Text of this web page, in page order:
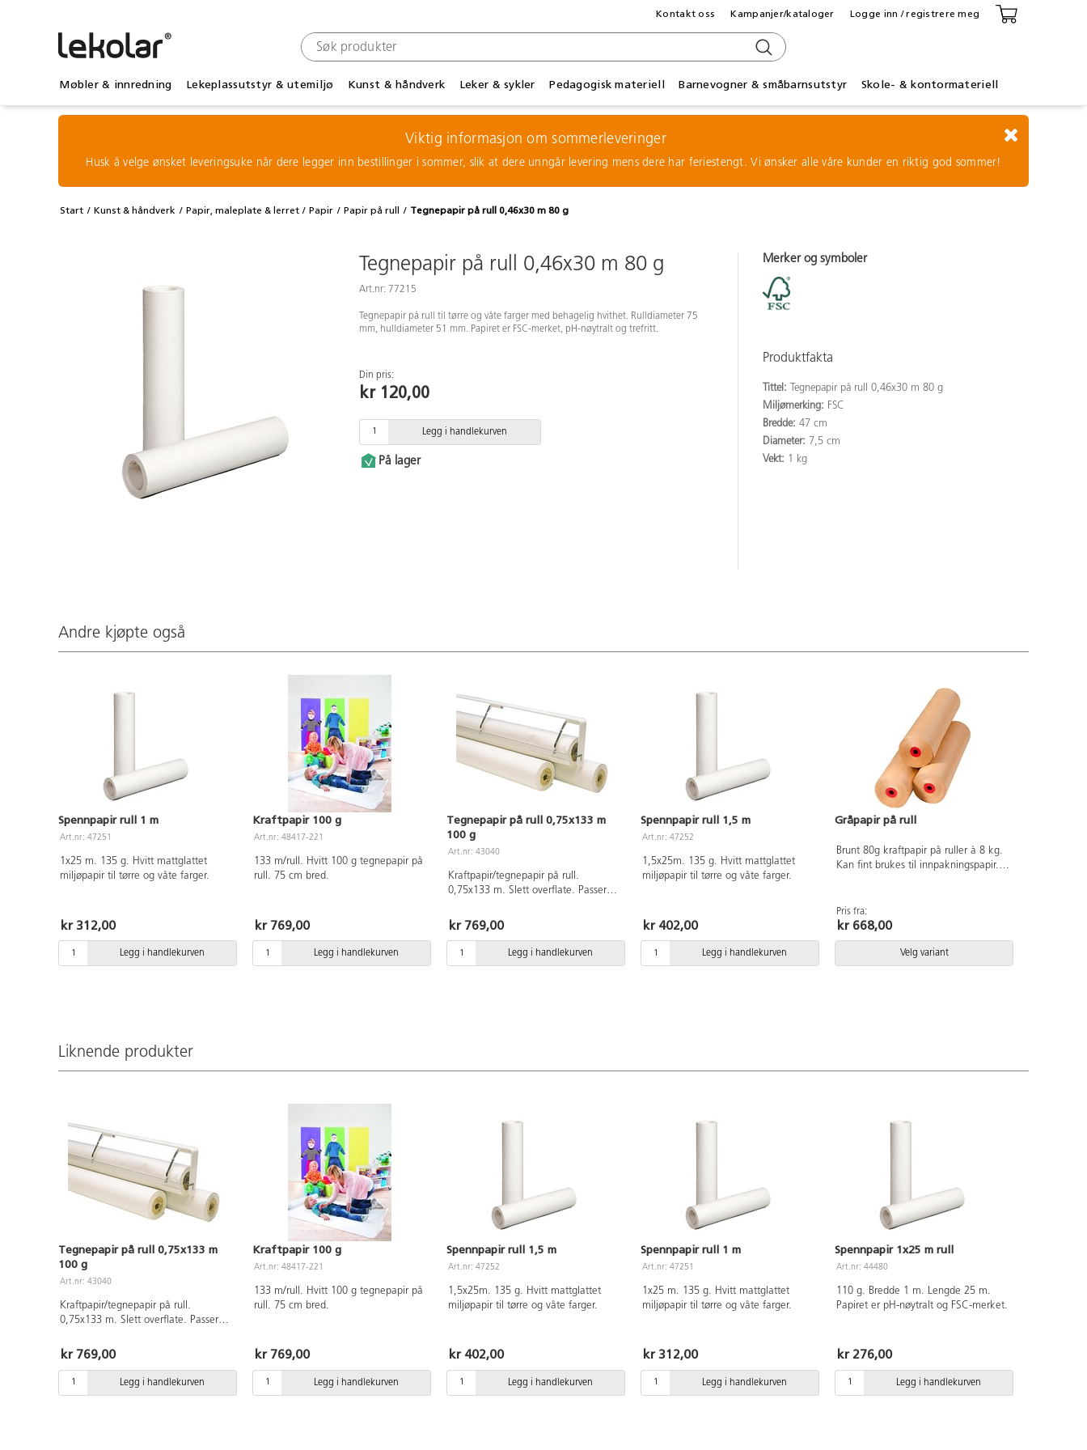
Møbler & innredning Lekeplassutstyr & utemiljø Kunst & håndverk Leker & sykler Pedagogisk materiell Barnevogner & småbarnsutstyr Skole- & kontormateriell
Kontakt oss Kampanjer/kataloger Logge inn / registrere meg
Viktig informasjon om sommerleveringer
Husk å velge ønsket leveringsuke når dere legger inn bestillinger i sommer, slik at dere unngår levering mens dere har feriestengt. Vi ønsker alle våre kunder en riktig god sommer!
Start Kunst & håndverk Papir, maleplate & lerret Papir Papir på rull Tegnepapir på rull 0,46x30 m 80 g
Tegnepapir på rull 0,46x30 m 80 g
Art.nr: 77215
Tegnepapir på rull til tørre og våte farger med behagelig hvithet. Rulldiameter 75
mm, hulldiameter 51 mm. Papiret er FSC-merket, pH-nøytralt og trefritt.
Din pris:
kr 120,00
Legg i handlekurven
På lager
Merker og symboler
Produktfakta
Tittel:
Tegnepapir på rull 0,46x30 m 80 g
Miljømerking: FSC
Bredde:47 cm
Diameter: 7,5 cm
Vekt: 1 kg
Andre kjøpte også
Spennpapir rull 1 m
Art.nr: 47251
1x25 m. 135 g. Hvitt mattglattet
miljøpapir til tørre og våte farger.
kr 312,00
Legg i handlekurven
Kraftpapir 100 g
Art.nr: 48417-221
133 m/rull. Hvitt 100 g tegnepapir på
rull. 75 cm bred.
kr 769,00
Legg i handlekurven
Tegnepapir på rull 0,75x133 m
100 g
Art.nr: 43040
Kraftpapir/tegnepapir på rull.
0,75x133 m. Slett overflate. Passer
plakatmaling og Readymix.
Rulldiameter 150 mm. Hulldiameter
51 mm. pH-nøytral. FSC-merket.
Papiret er pH-nøytralt og trefritt.
kr 769,00
Legg i handlekurven
Spennpapir rull 1,5 m
Art.nr: 47252
1,5x25m. 135 g. Hvitt mattglattet
miljøpapir til tørre og våte farger.
kr 402,00
Legg i handlekurven
Gråpapir på rull
Brunt 80g kraftpapir på ruller à 8 kg.
Kan fint brukes til innpakningspapir.
Pris fra:
kr 668,00
Velg variant
Liknende produkter
Tegnepapir på rull 0,75x133 m
100 g
Art.nr: 43040
Kraftpapir/tegnepapir på rull.
0,75x133 m. Slett overflate. Passer
plakatmaling og Readymix.
Rulldiameter 150 mm. Hulldiameter
51 mm. pH-nøytral. FSC-merket.
Papiret er pH-nøytralt og trefritt.
kr 769,00
Legg i handlekurven
Kraftpapir 100 g
Art.nr: 48417-221
133 m/rull. Hvitt 100 g tegnepapir på
rull. 75 cm bred.
kr 769,00
Legg i handlekurven
Spennpapir rull 1,5 m
Art.nr: 47252
1,5x25m. 135 g. Hvitt mattglattet
miljøpapir til tørre og våte farger.
kr 402,00
Legg i handlekurven
Spennpapir rull 1 m
Art.nr: 47251
1x25 m. 135 g. Hvitt mattglattet
miljøpapir til tørre og våte farger.
kr 312,00
Legg i handlekurven
Spennpapir 1x25 m rull
Art.nr: 44480
110 g. Bredde 1 m. Lengde 25 m.
Papiret er pH-nøytralt og FSC-merket.
kr 276,00
Legg i handlekurven